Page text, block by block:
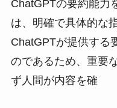
ChatGPTの要約能力
は、明確で具体的な
ChatGPTが提供する
のであるため、重要
ず人間が内容を確